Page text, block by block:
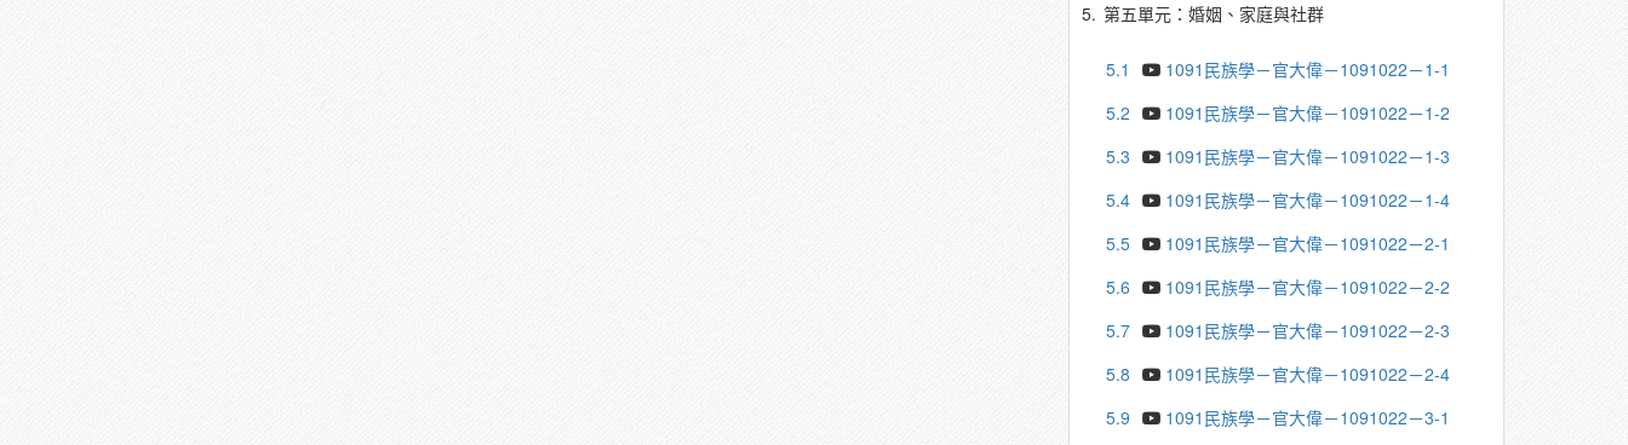
5. 第五單元：婚姻、家庭與社群
5.1
1091民族學－官大偉－1091022－1-1
5.2
1091民族學－官大偉－1091022－1-2
5.3
1091民族學－官大偉－1091022－1-3
5.4
1091民族學－官大偉－1091022－1-4
5.5
1091民族學－官大偉－1091022－2-1
5.6
1091民族學－官大偉－1091022－2-2
5.7
1091民族學－官大偉－1091022－2-3
5.8
1091民族學－官大偉－1091022－2-4
5.9
1091民族學－官大偉－1091022－3-1